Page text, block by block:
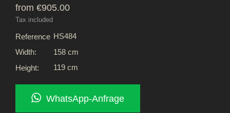
from €905.00
Tax included
Reference HS484
Width:
158 cm
Height:
119 cm
WhatsApp-Anfrage